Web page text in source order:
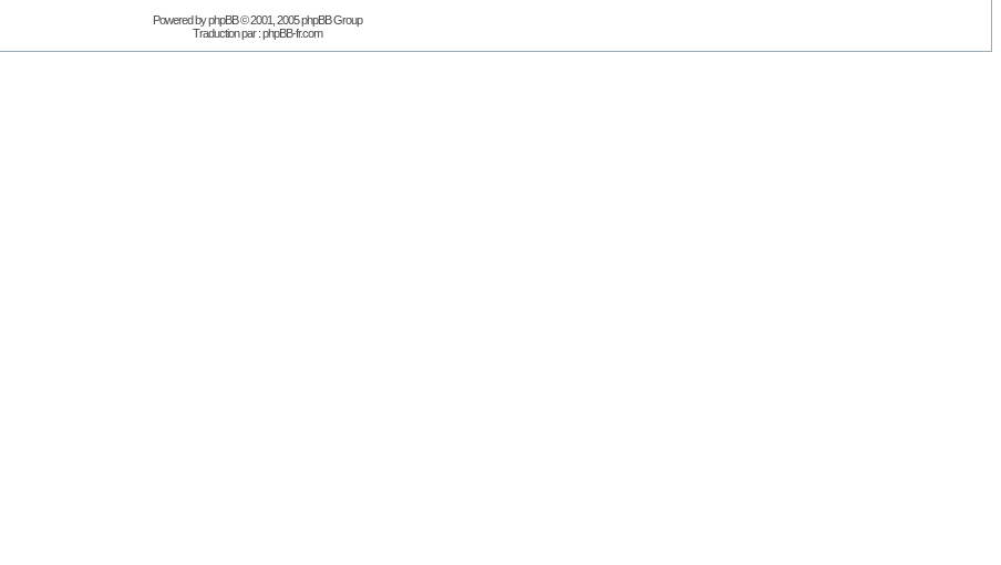
Powered byphpBB© 2001, 2005 phpBB Group
Traduction par :phpBB-fr.com